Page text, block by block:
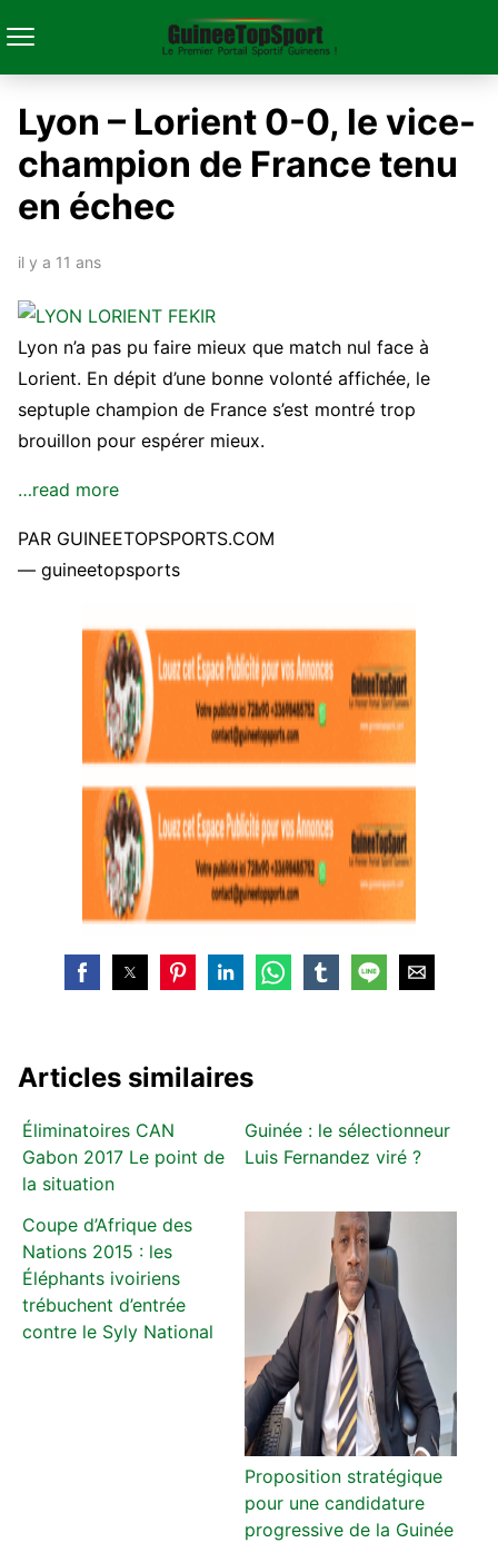
Lyon – Lorient 0-0, le vice-
champion de France tenu
en échec
il y a 11 ans
Lyon n’a pas pu faire mieux que match nul face à
Lorient. En dépit d’une bonne volonté affichée, le
septuple champion de France s’est montré trop
brouillon pour espérer mieux.
…read more
PAR GUINEETOPSPORTS.COM
— guineetopsports
Articles similaires
Éliminatoires CAN
Gabon 2017 Le point de
la situation
Guinée : le sélectionneur
Luis Fernandez viré ?
Coupe d’Afrique des
Nations 2015 : les
Éléphants ivoiriens
trébuchent d’entrée
contre le Syly National
Proposition stratégique
pour une candidature
progressive de la Guinée